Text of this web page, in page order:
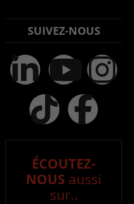
SUIVEZ-NOUS
ÉCOUTEZ-
NOUS aussi
sur..